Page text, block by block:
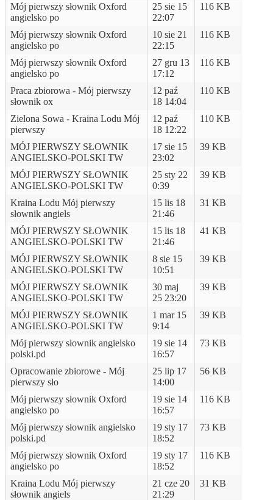
Mój pierwszy słownik Oxford
angielsko po
25 sie 15
22:07
116 KB
Mój pierwszy słownik Oxford
angielsko po
10 sie 21
22:15
116 KB
Mój pierwszy słownik Oxford
angielsko po
27 gru 13
17:12
116 KB
Praca zbiorowa - Mój pierwszy
słownik ox
12 paź
18 14:04
110 KB
Zielona Sowa - Kraina Lodu Mój
pierwszy
12 paź
18 12:22
110 KB
MÓJ PIERWSZY SŁOWNIK
ANGIELSKO-POLSKI TW
17 sie 15
23:02
39 KB
MÓJ PIERWSZY SŁOWNIK
ANGIELSKO-POLSKI TW
25 sty 22
0:39
39 KB
Kraina Lodu Mój pierwszy
słownik angiels
15 lis 18
21:46
31 KB
MÓJ PIERWSZY SŁOWNIK
ANGIELSKO-POLSKI TW
15 lis 18
21:46
41 KB
MÓJ PIERWSZY SŁOWNIK
ANGIELSKO-POLSKI TW
8 sie 15
10:51
39 KB
MÓJ PIERWSZY SŁOWNIK
ANGIELSKO-POLSKI TW
30 maj
25 23:20
39 KB
MÓJ PIERWSZY SŁOWNIK
ANGIELSKO-POLSKI TW
1 mar 15
9:14
39 KB
Mój pierwszy słownik angielsko
polski.pd
19 sie 14
16:57
73 KB
Opracowanie zbiorowe - Mój
pierwszy sło
25 lip 17
14:00
56 KB
Mój pierwszy słownik Oxford
angielsko po
19 sie 14
16:57
116 KB
Mój pierwszy słownik angielsko
polski.pd
19 sty 17
18:52
73 KB
Mój pierwszy słownik Oxford
angielsko po
19 sty 17
18:52
116 KB
Kraina Lodu Mój pierwszy
słownik angiels
21 cze 20
21:29
31 KB